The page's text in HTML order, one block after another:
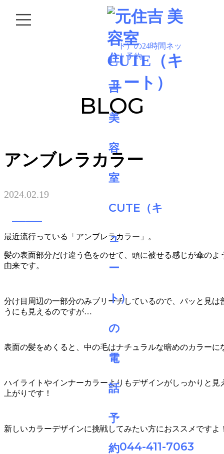
044-411-7063
BLOG
アンブレラカラー
2024.02.19
最近流行っている「アンブレラカラー」。
髪の表面部分だけ違う色をのせて、頭に被せる感じが傘のよ
由来です。
分け目周辺の一部分のみブリーチしているので、パッと見は
うにも見えるのですが…
表面の髪をめくると、中の毛はナチュラルな暗めのカラーに
ハイライトやインナーカラーよりもデザインがしっかりと見
上がりです！
新しいカラーデザインに挑戦してみたい方におススメですよ